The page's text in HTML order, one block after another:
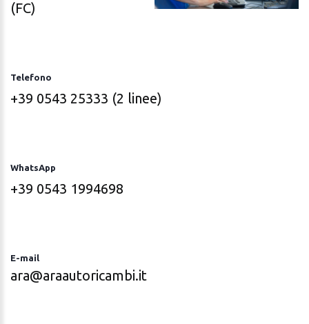
(FC)
Telefono
+39 0543 25333 (2 linee)
WhatsApp
+39 0543 1994698
E-mail
ara@araautoricambi.it